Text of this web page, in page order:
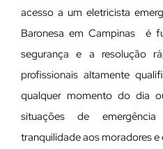
acesso a um eletricista
Baronesa em Campinas é
segurança e a resolução
profissionais altamente
qualquer momento do dia
situações de emergência
tranquilidade aos moradores e